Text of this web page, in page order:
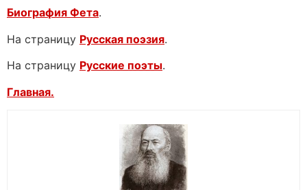
Биография Фета.
На страницу Русская поэзия.
На страницу Русские поэты.
Главная.